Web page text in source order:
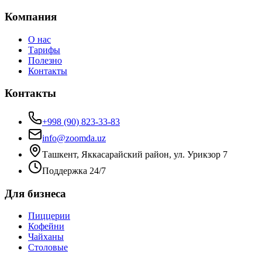
Компания
О нас
Тарифы
Полезно
Контакты
Контакты
+998 (90) 823-33-83
info@zoomda.uz
Ташкент, Яккасарайский район, ул. Урикзор 7
Поддержка 24/7
Для бизнеса
Пиццерии
Кофейни
Чайханы
Столовые